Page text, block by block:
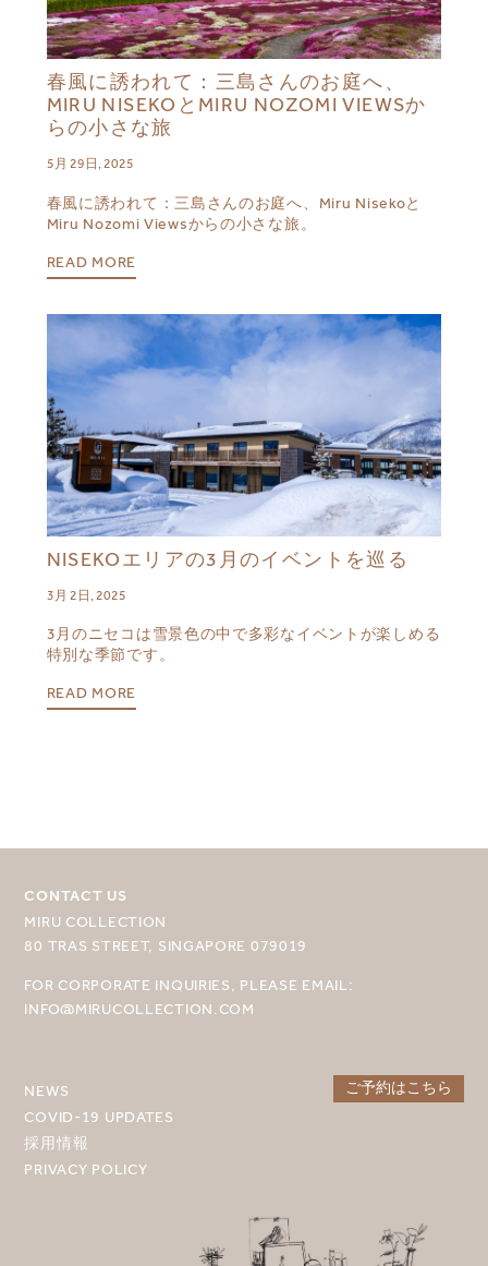
ご予約はこちら
MIRU NISEKO
MIRU NOZOMI
春風に誘われて：三島さんのお庭へ、
MIRU NISEKOとMIRU NOZOMI VIEWSか
らの小さな旅
5月 29日, 2025
春風に誘われて：三島さんのお庭へ、Miru Nisekoと
Miru Nozomi Viewsからの小さな旅。
READ MORE
NISEKOエリアの3月のイベントを巡る
3月 2日, 2025
3月のニセコは雪景色の中で多彩なイベントが楽しめる
特別な季節です。
READ MORE
CONTACT US
MIRU COLLECTION
80 TRAS STREET, SINGAPORE 079019
FOR CORPORATE INQUIRIES, PLEASE EMAIL:
INFO@MIRUCOLLECTION.COM
NEWS
COVID-19 UPDATES
採用情報
PRIVACY POLICY